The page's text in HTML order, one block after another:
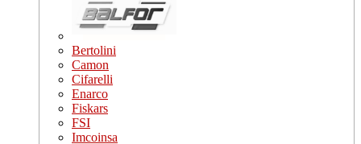
Bertolini
Camon
Cifarelli
Enarco
Fiskars
FSI
Imcoinsa